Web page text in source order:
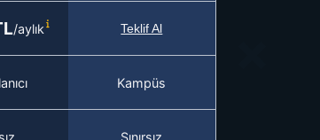
/aylık Teklif Al
Kampüs
Sınırsız